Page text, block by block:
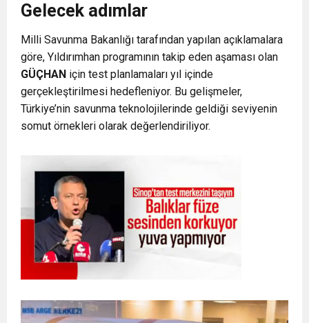
Gelecek adımlar
Milli Savunma Bakanlığı tarafından yapılan açıklamalara
göre, Yıldırımhan programının takip eden aşaması olan
GÜÇHAN için test planlamaları yıl içinde
gerçekleştirilmesi hedefleniyor. Bu gelişmeler,
Türkiye’nin savunma teknolojilerinde geldiği seviyenin
somut örnekleri olarak değerlendiriliyor.